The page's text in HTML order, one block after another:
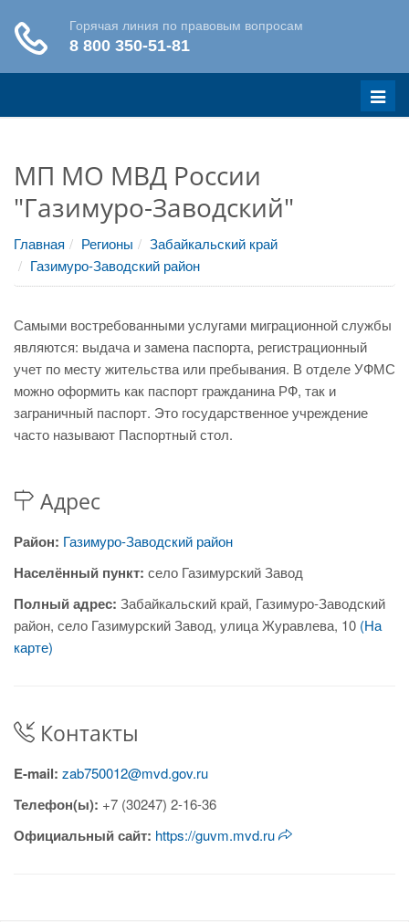
Меню
МП МО МВД России
"Газимуро-Заводский"
Главная Регионы
Забайкальский край
Газимуро-Заводский район
Самыми востребованными услугами миграционной службы
являются: выдача и замена паспорта, регистрационный
учет по месту жительства или пребывания. В отделе УФМС
можно оформить как паспорт гражданина РФ, так и
заграничный паспорт. Это государственное учреждение
часто называют Паспортный стол.
Адрес
Район: Газимуро-Заводский район
Населённый пункт: село Газимурский Завод
Полный адрес: Забайкальский край, Газимуро-Заводский
район, село Газимурский Завод, улица Журавлева, 10 (На
карте)
Контакты
E-mail: zab750012@mvd.gov.ru
Телефон(ы): +7 (30247) 2-16-36
Официальный сайт: https://guvm.mvd.ru